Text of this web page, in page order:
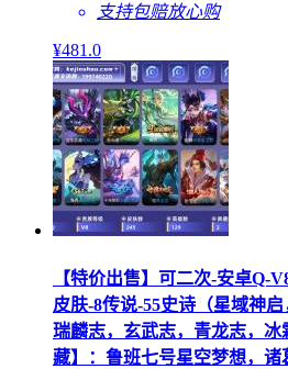
支持包赔放心购
¥481 .0
【特价出售】可二次-安卓Q-
皮肤-8传说-55史诗（星域神启
瑞麟志，玄武志，青龙志，冰
藏】：鲁班七号星空梦想，